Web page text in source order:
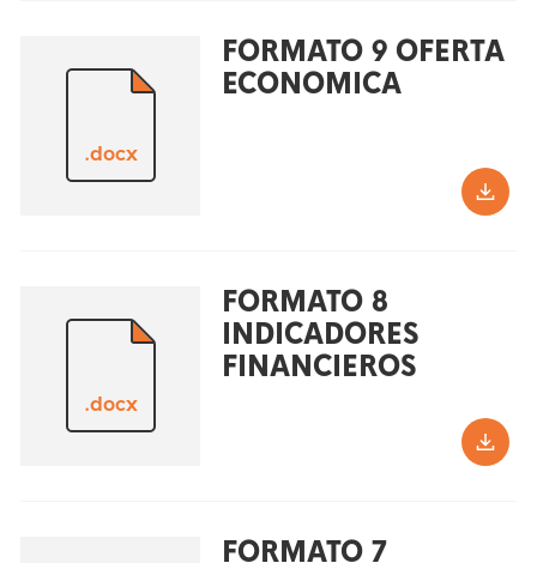
.docx
FORMATO 9 OFERTA
ECONOMICA
.docx
FORMATO 8
INDICADORES
FINANCIEROS
FORMATO 7